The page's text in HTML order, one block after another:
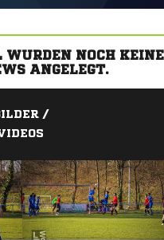
NOCH KEINE
ANGELEGT.
/